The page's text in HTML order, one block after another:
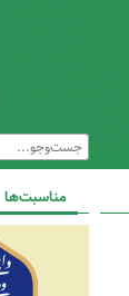
مناسبت‌ها